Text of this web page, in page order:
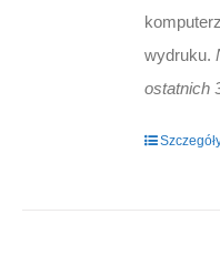
wydruku.
ostatnich